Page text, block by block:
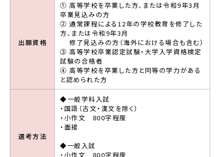
出願資格
① 高等学校を卒業した方、または令和9年3月
卒業見込みの方
② 通常課程による12年の学校教育を修了した
方、または令和9年3月
修了見込みの方（海外における場合も含む）
③ 高等学校卒業認定試験・大学入学資格検定
試験の合格者
④ 高等学校を卒業した方と同等の学力がある
と認められた方
選考方法
◆一般学科入試
・国語（古文・漢文を除く）
・小作文 800字程度
・面接
◆一般入試
・小作文 800字程度